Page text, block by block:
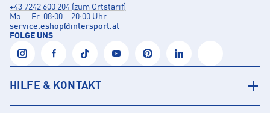
+43 7242 600 204 (zum Ortstarif)
Mo. – Fr. 08:00 – 20:00 Uhr
service.eshop@intersport.at
FOLGE UNS
HILFE & KONTAKT